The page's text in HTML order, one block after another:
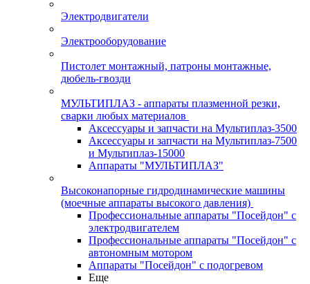
Электродвигатели
Электрооборудование
Пистолет монтажный, патроны монтажные,
дюбель-гвозди
МУЛЬТИПЛАЗ - аппараты плазменной резки,
сварки любых материалов
Аксессуары и запчасти на Мультиплаз-3500
Аксессуары и запчасти на Мультиплаз-7500
и Мультиплаз-15000
Аппараты "МУЛЬТИПЛАЗ"
Высоконапорные гидродинамические машины
(моечные аппараты высокого давления)
Профессиональные аппараты "Посейдон" с
электродвигателем
Профессиональные аппараты "Посейдон" с
автономным мотором
Аппараты "Посейдон" с подогревом
Еще